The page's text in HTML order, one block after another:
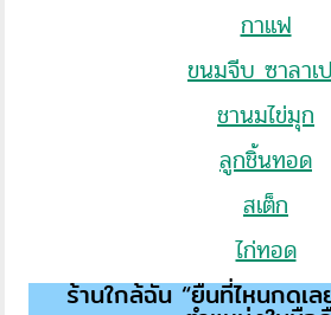
กาแฟ
ขนมจีบ ซาลาเ
ชานมไข่มุก
ลูกชิ้นทอด
สเต็ก
ไก่ทอด
ร้านใกล้ฉัน “ยืนที่ไหนกดเล